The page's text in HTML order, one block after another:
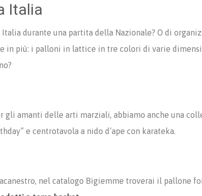
Italia
durante una partita della Nazionale? O di
e in più: i palloni in lattice in tre colori di varie
gli amanti delle arti marziali, abbiamo anche una
e centrotavola a nido d’ape con karateka.
nel catalogo Bigiemme troverai il pallone